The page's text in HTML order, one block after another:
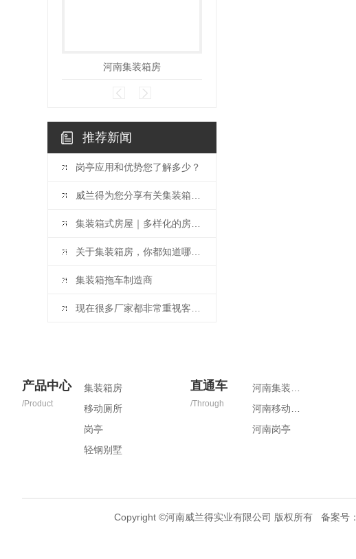
河南集装箱房
推荐新闻
岗亭应用和优势您了解多少？
威兰得为您分享有关集装箱房的知识
集装箱式房屋｜多样化的房子你想体验吗？
关于集装箱房，你都知道哪些？
集装箱拖车制造商
现在很多厂家都非常重视客户的认可和满意。那么你知道如何让客户满意吗？
产品中心
/Product
集装箱房
移动厕所
岗亭
轻钢别墅
直通车
/Through
河南集装箱房
河南移动厕所
河南岗亭
Copyright ©河南威兰得实业有限公司 版权所有 备案号：